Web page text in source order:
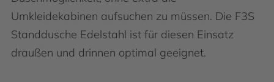
Umkleidekabinen aufsuchen zu müssen. Die F3S
Standdusche Edelstahl ist für diesen Einsatz
draußen und drinnen optimal geeignet.